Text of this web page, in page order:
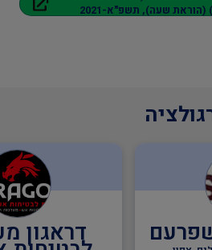
שעה), תשפ"א-2021
דראגון